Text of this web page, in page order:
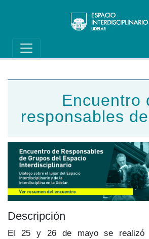
Main navigation
Encuentro
responsables
Descripción
El 25 y 26 de mayo se realizó